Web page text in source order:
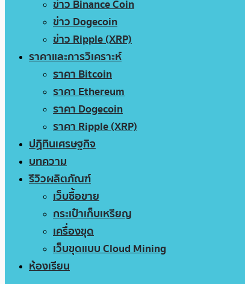
ข่าว Binance Coin
ข่าว Dogecoin
ข่าว Ripple (XRP)
ราคาและการวิเคราะห์
ราคา Bitcoin
ราคา Ethereum
ราคา Dogecoin
ราคา Ripple (XRP)
ปฏิทินเศรษฐกิจ
บทความ
รีวิวผลิตภัณฑ์
เว็บซื้อขาย
กระเป๋าเก็บเหรียญ
เครื่องขุด
เว็บขุดแบบ Cloud Mining
ห้องเรียน